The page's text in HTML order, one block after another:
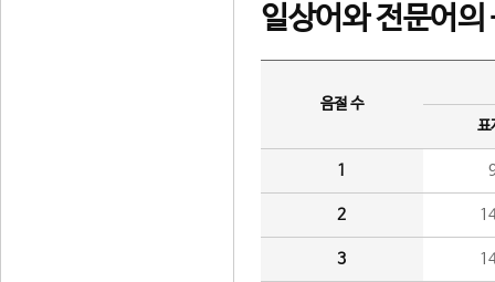
일상어와 전문어의
음절 수
표
1
2
3